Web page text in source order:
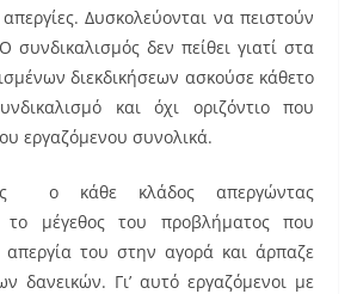
Δυσκολεύονται να πειστούν
συνδικαλισμός δεν πείθει γιατί στα
διεκδικήσεων ασκούσε κάθετο
και όχι οριζόντιο που
εργαζόμενου συνολικά.
ο κάθε κλάδος απεργώντας
το μέγεθος του προβλήματος που
του στην αγορά και άρπαζε
δανεικών. Γι’ αυτό εργαζόμενοι με